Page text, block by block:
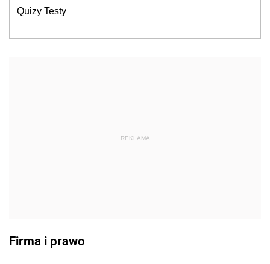
Quizy Testy
REKLAMA
Firma i prawo